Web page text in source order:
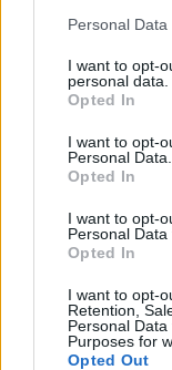
Please note that
not limited to your
grant or deny
use your data for
consent section.
Personal
I want to opt-
personal data.
Opted In
I want to opt-
Personal Data.
Opted In
I want to opt-
Personal Data
Opted In
I want to opt-
Retention,
Personal
Purposes for
Opted Out
15.04.22